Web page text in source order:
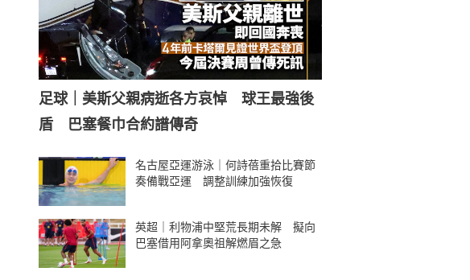
足球｜美斯父親病逝各方哀悼 球王最強後
盾 巴塞餐巾合約譜傳奇
名古屋亞運游泳｜何詩蓓重拾比賽節
奏備戰亞運 調整訓練加強恢復
英超｜利物浦中堅荒長期未解 擬向
巴塞借用阿拿奧祖解燃眉之急